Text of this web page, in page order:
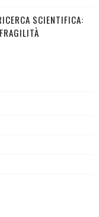
SCIENTIFICA: